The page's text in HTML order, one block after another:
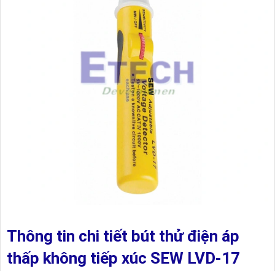
Thông tin chi tiết bút thử điện áp
thấp không tiếp xúc SEW LVD-17